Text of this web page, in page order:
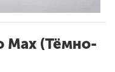
Max (Тёмно-